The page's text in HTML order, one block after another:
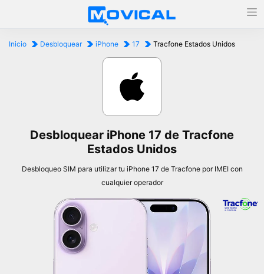
Inicio Desbloquear iPhone 17 Tracfone Estados Unidos
Desbloquear iPhone 17 de Tracfone
Estados Unidos
Desbloqueo SIM para utilizar tu iPhone 17 de Tracfone por IMEI con
cualquier operador